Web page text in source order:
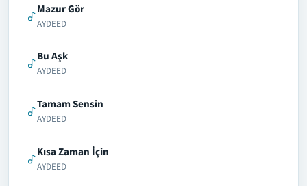
Mazur Gör
AYDEED
Bu Aşk
AYDEED
Tamam Sensin
AYDEED
Kısa Zaman İçin
AYDEED